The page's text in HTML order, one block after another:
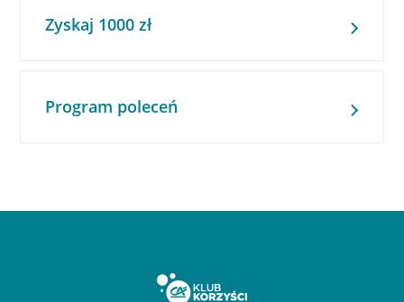
Zyskaj 1000 zł
Program poleceń